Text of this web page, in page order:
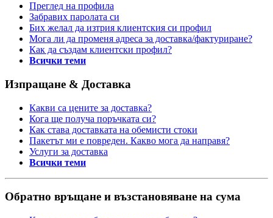
Преглед на профила
Забравих паролата си
Бих желал да изтрия клиентския си профил
Мога ли да променя адреса за доставка/фактуриране?
Как да създам клиентски профил?
Всички теми
Изпращане & Доставка
Какви са цените за доставка?
Кога ще получа поръчката си?
Как става доставката на обемисти стоки
Пакетът ми е повреден. Какво мога да направя?
Услуги за доставка
Всички теми
Обратно връщане и възстановяване на сума